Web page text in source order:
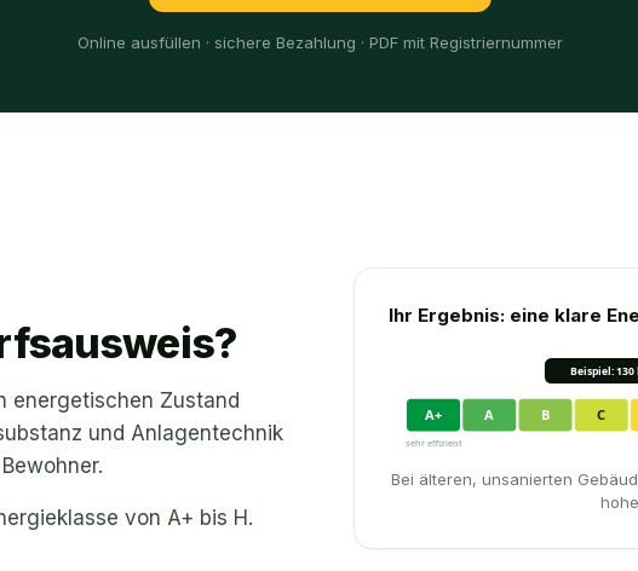
Online ausfüllen · sichere Bezahlung · PDF mit Registriernummer
energetischen Zustand
und Anlagentechnik
von A+ bis H.
Ihr Ergebnis: eine klare
A+ A B C
Beispiel: 130
sehr effizient
Bei älteren, unsanierten